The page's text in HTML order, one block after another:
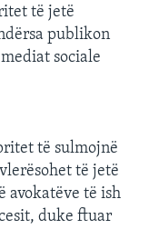
të jetë
publikon
sociale
të sulmojnë
të jetë
avokatëve të ish
duke ftuar